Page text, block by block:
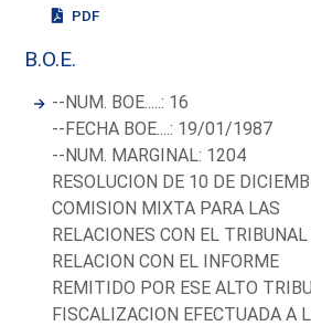
PDF
B.O.E.
--NUM. BOE.....: 16
--FECHA BOE....: 19/01/1987
--NUM. MARGINAL: 1204
RESOLUCION DE 10 DE
COMISION MIXTA PARA LAS
RELACIONES CON EL
RELACION CON EL INFORME
REMITIDO POR ESE ALTO
FISCALIZACION EFECTUADA A